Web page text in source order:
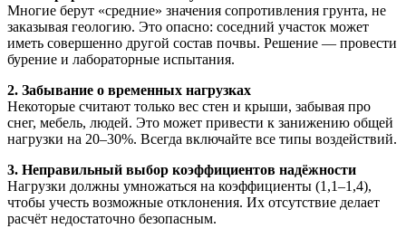
Многие берут «средние» значения сопротивления грунта, не
заказывая геологию. Это опасно: соседний участок может
иметь совершенно другой состав почвы. Решение — провести
бурение и лабораторные испытания.
2. Забывание о временных нагрузках
Некоторые считают только вес стен и крыши, забывая про
снег, мебель, людей. Это может привести к занижению общей
нагрузки на 20–30%. Всегда включайте все типы воздействий.
3. Неправильный выбор коэффициентов надёжности
Нагрузки должны умножаться на коэффициенты (1,1–1,4),
чтобы учесть возможные отклонения. Их отсутствие делает
расчёт недостаточно безопасным.